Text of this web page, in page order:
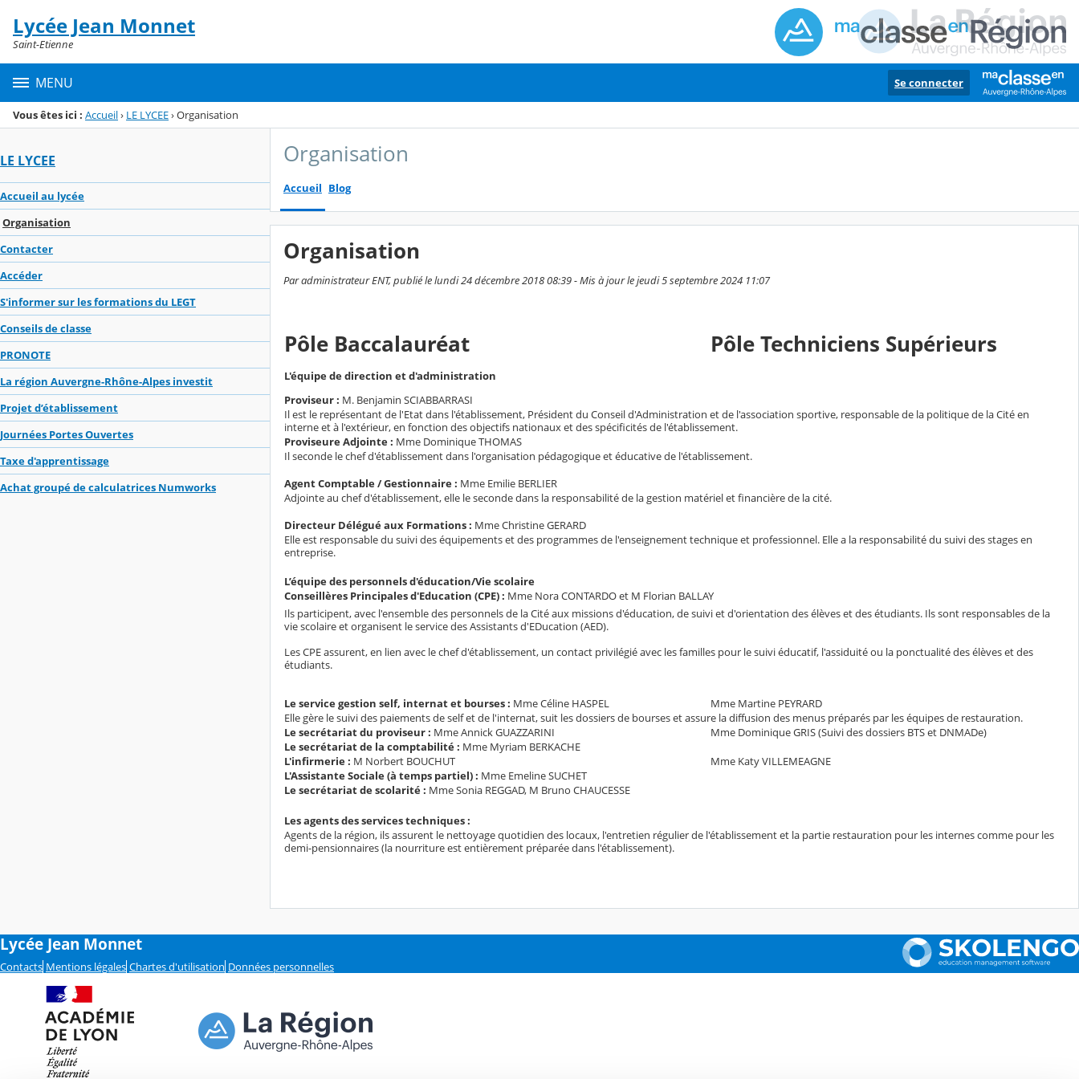
Menu de la rubrique
Contenu
Lycée Jean Monnet
Saint-Etienne
MENU Se connecter
Vous êtes ici : Accueil› LE LYCEE›Organisation
LE LYCEE
Accueil au lycée
Organisation
Contacter
Accéder
S'informer sur les formations du LEGT
Conseils de classe
PRONOTE
La région Auvergne-Rhône-Alpes investit
Projet d’établissement
Journées Portes Ouvertes
Taxe d'apprentissage
Achat groupé de calculatrices Numworks
Organisation
Accueil Blog
Organisation
Par administrateur ENT, publié le lundi 24 décembre 2018 08:39 - Mis à jour le jeudi 5 septembre 2024 11:07
Pôle Baccalauréat Pôle Techniciens Supérieurs
L'équipe de direction et d'administration
Proviseur : M. Benjamin SCIABBARRASI
Il est le représentant de l'Etat dans l'établissement, Président du Conseil d'Administration et de l'association sportive, responsable de la politique de la Cité en
interne et à l'extérieur, en fonction des objectifs nationaux et des spécificités de l'établissement.
Proviseure Adjointe : Mme Dominique THOMAS
Il seconde le chef d'établissement dans l'organisation pédagogique et éducative de l'établissement.
Agent Comptable / Gestionnaire : Mme Emilie BERLIER
Adjointe au chef d'établissement, elle le seconde dans la responsabilité de la gestion matériel et financière de la cité.
Directeur Délégué aux Formations : MmeChristine GERARD
Elle est responsable du suivi des équipements et des programmes de l'enseignement technique et professionnel. Elle a la responsabilité du suivi des stages en
entreprise.
L’équipe des personnels d'éducation/Vie scolaire
Conseillères Principales d'Education (CPE) : Mme Nora CONTARDO et M Florian BALLAY
Ils participent, avec l'ensemble des personnels de la Cité aux missions d'éducation, de suivi et d'orientation des élèves et des étudiants. Ils sont responsables de la
vie scolaire et organisent le service des Assistants d'EDucation (AED).
Les CPE assurent, en lien avec le chef d'établissement, un contact privilégié avec les familles pour le suivi éducatif, l'assiduité ou la ponctualité des élèves et des
étudiants.
Le service gestion self, internat et bourses : Mme Céline HASPEL
Mme Martine PEYRARD
Elle gère le suivi des paiements de self et de l'internat, suit les dossiers de bourses et assure la diffusion des menus préparés par les équipes de restauration.
Le secrétariat du proviseur : Mme Annick GUAZZARINI
Mme Dominique GRIS (Suivi des dossiers BTS et DNMADe)
Le secrétariat de la comptabilité : Mme Myriam BERKACHE
L'infirmerie : M Norbert BOUCHUT
Mme Katy VILLEMEAGNE
L'Assistante Sociale (à temps partiel) : Mme Emeline SUCHET
Le secrétariat de scolarité : Mme Sonia REGGAD, M Bruno CHAUCESSE
Les agents des services techniques :
Agents de la région, ils assurent le nettoyage quotidien des locaux, l'entretien régulier de l'établissement et la partie restauration pour les internes comme pour les
demi-pensionnaires (la nourriture est entièrement préparée dans l'établissement).
Lycée Jean Monnet
Contacts Mentions légales Chartes d'utilisation Données personnelles